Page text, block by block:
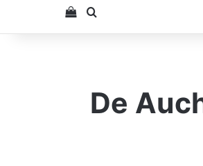
Voir votre panier
Rechercher
De